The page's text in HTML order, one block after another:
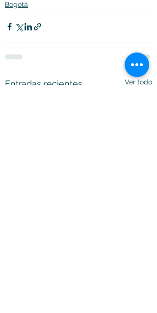
Bogotá
Entradas recientes Ver todo